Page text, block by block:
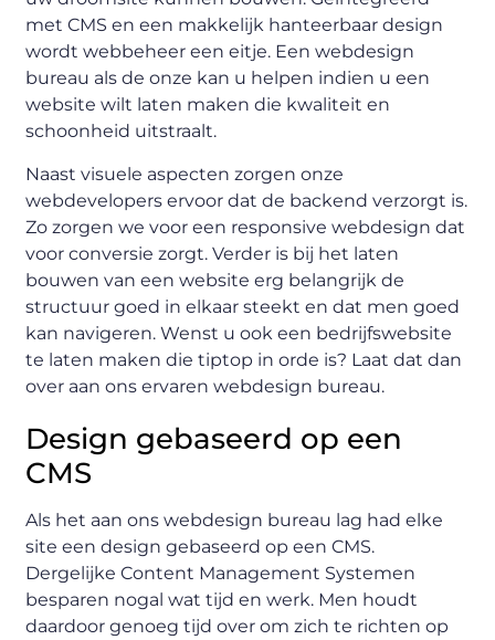
met CMS en een makkelijk hanteerbaar design
wordt webbeheer een eitje. Een webdesign
bureau als de onze kan u helpen indien u een
website wilt laten maken die kwaliteit en
schoonheid uitstraalt.
Naast visuele aspecten zorgen onze
webdevelopers ervoor dat de backend verzorgt is.
Zo zorgen we voor een responsive webdesign dat
voor conversie zorgt. Verder is bij het laten
bouwen van een website erg belangrijk de
structuur goed in elkaar steekt en dat men goed
kan navigeren. Wenst u ook een bedrijfswebsite
te laten maken die tiptop in orde is? Laat dat dan
over aan ons ervaren webdesign bureau.
Design gebaseerd op een
CMS
Als het aan ons webdesign bureau lag had elke
site een design gebaseerd op een CMS.
Dergelijke Content Management Systemen
besparen nogal wat tijd en werk. Men houdt
daardoor genoeg tijd over om zich te richten op